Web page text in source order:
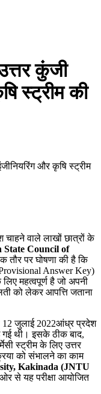
कुंजी
स्ट्रीम की
और कृषि स्ट्रीम
चाहने वाले लाखों छात्रों के
State Council of
तौर पर घोषणा की है कि
Answer Key)
महत्वपूर्ण है जो अपनी
को लेकर आपत्ति जताना
12 जुलाई 2022आंध्र प्रदेश
थी। इसके ठीक बाद,
स्ट्रीम के लिए उत्तर
को संभालने का काम
Kakinada (JNTU
से यह परीक्षा आयोजित